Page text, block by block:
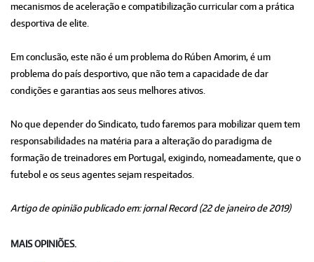
mecanismos de aceleração e compatibilização curricular com a prática
desportiva de elite.
Em conclusão, este não é um problema do Rúben Amorim, é um
problema do país desportivo, que não tem a capacidade de dar
condições e garantias aos seus melhores ativos.
No que depender do Sindicato, tudo faremos para mobilizar quem tem
responsabilidades na matéria para a alteração do paradigma de
formação de treinadores em Portugal, exigindo, nomeadamente, que o
futebol e os seus agentes sejam respeitados.
Artigo de opinião publicado em: jornal Record (22 de janeiro de 2019)
MAIS OPINIÕES.